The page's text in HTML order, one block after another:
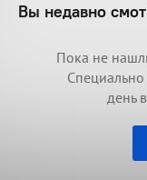
Вы недавно
Пока не
день